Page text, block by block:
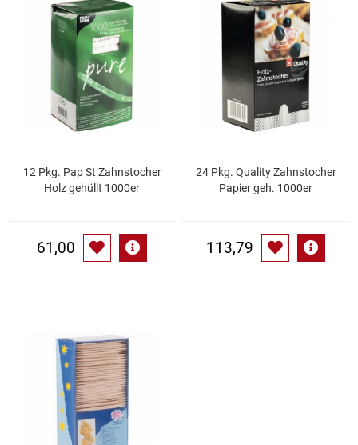
Speichermedien und Rohlinge
Spielzeug & Baby
Zubehör
Bunte Palette
Cateringzubehör
Dekoration
Elektrogeräte
Feinkost-/Fischkonserve
12 Pkg. Pap St Zahnstocher
Holz gehüllt 1000er
61,00
24 Pkg. Quality Zahnstocher
Papier geh. 1000er
113,79